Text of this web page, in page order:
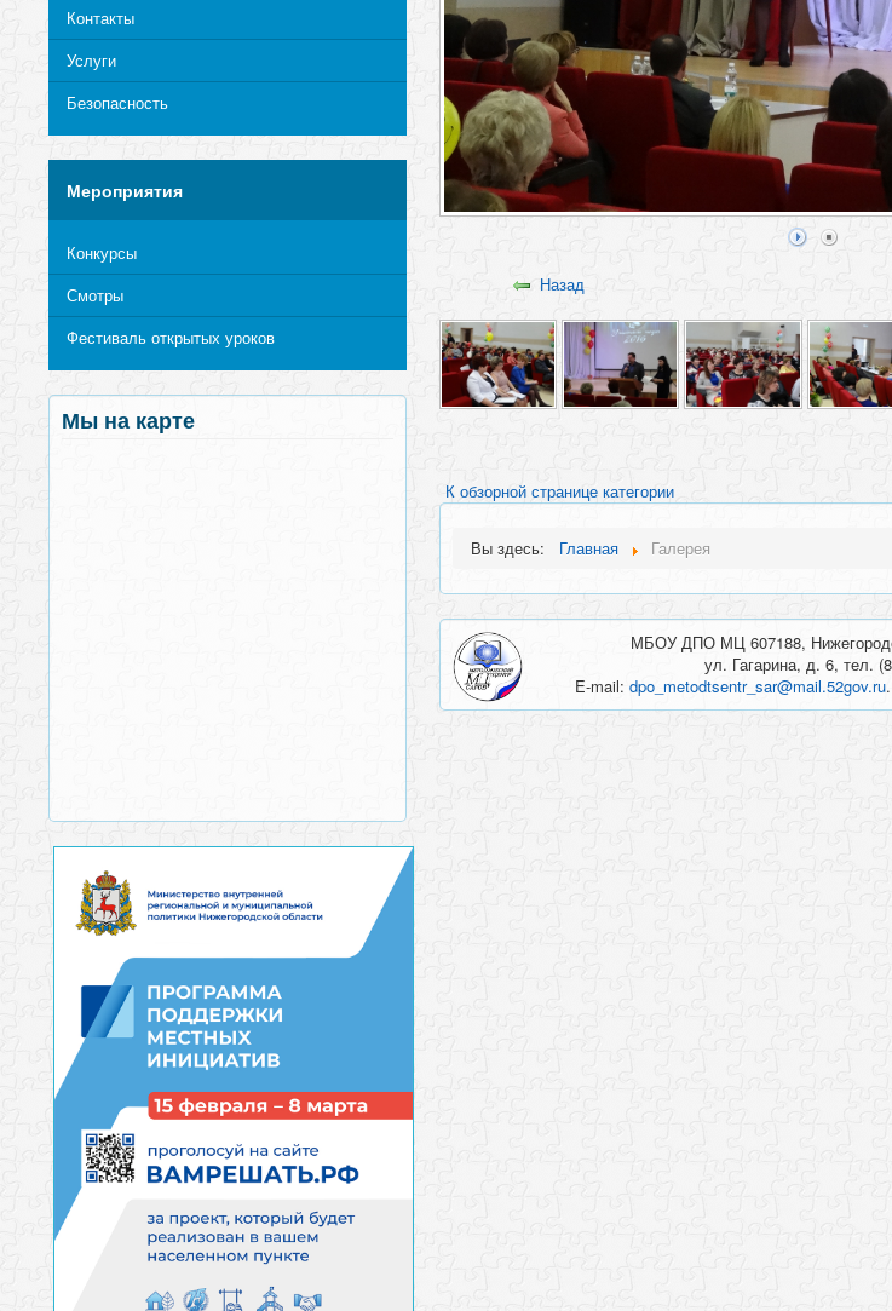
Контакты
Услуги
Безопасность
Мероприятия
Конкурсы
Смотры
Фестиваль открытых уроков
Мы на карте
Назад
К обзорной странице категории
Вы здесь: Главная Галерея
МБОУ ДПО МЦ 607188,
ул. Гагарина, д. 6, тел.
E-mail:dpo_metodtsentr_sar@mail.52gov.ru